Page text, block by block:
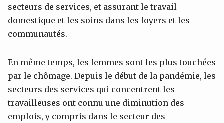
secteurs de services, et assurant le travail
domestique et les soins dans les foyers et les
communautés.
En même temps, les femmes sont les plus touchées
par le chômage. Depuis le début de la pandémie, les
secteurs des services qui concentrent les
travailleuses ont connu une diminution des
emplois, y compris dans le secteur des